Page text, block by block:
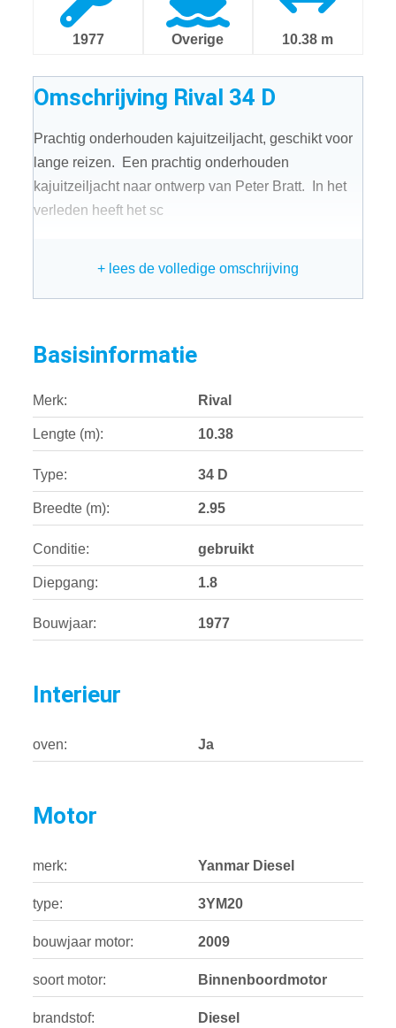
1977 Overige 10.38 m
Omschrijving Rival 34 D
Prachtig onderhouden kajuitzeiljacht, geschikt voor
lange reizen. Een prachtig onderhouden
kajuitzeiljacht naar ontwerp van Peter Bratt. In het
verleden heeft het sc
+ lees de volledige omschrijving
Basisinformatie
Merk: Rival
Lengte (m): 10.38
Type: 34 D
Breedte (m): 2.95
Conditie: gebruikt
Diepgang: 1.8
Bouwjaar: 1977
Interieur
oven: Ja
Motor
merk: Yanmar Diesel
type: 3YM20
bouwjaar motor: 2009
soort motor: Binnenboordmotor
brandstof: Diesel